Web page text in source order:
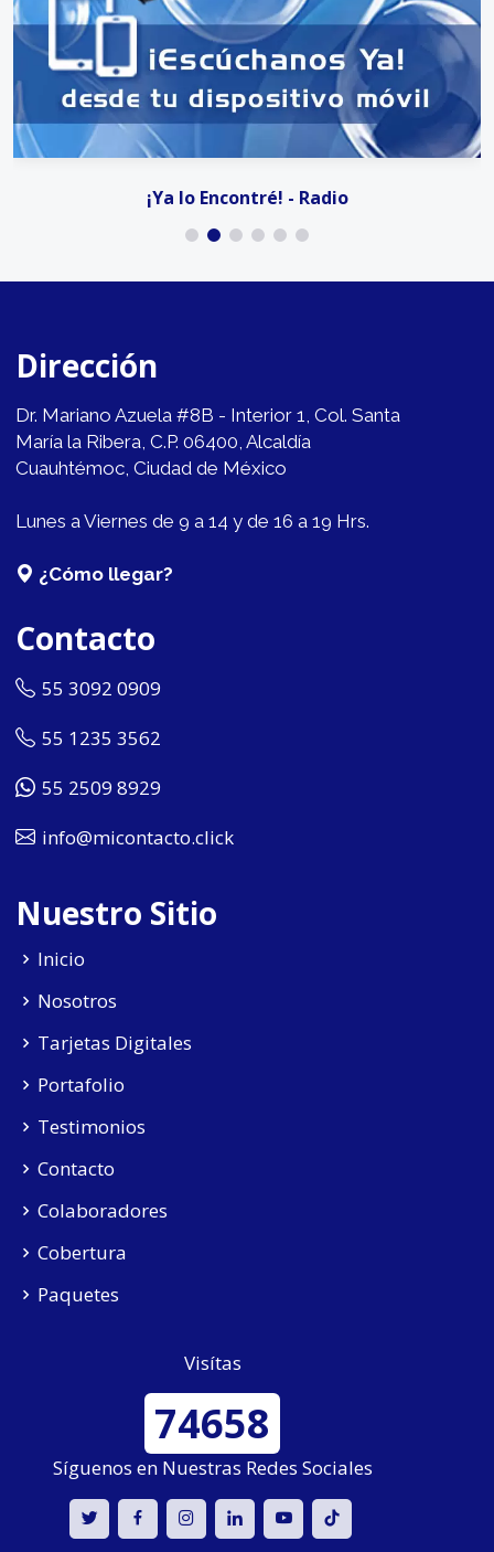
¡Ya lo Encontré! - Radio
Dirección
Dr. Mariano Azuela #8B - Interior 1, Col. Santa
María la Ribera, C.P. 06400, Alcaldía
Cuauhtémoc, Ciudad de México
Lunes a Viernes de 9 a 14 y de 16 a 19 Hrs.
¿Cómo llegar?
Contacto
55 3092 0909
55 1235 3562
55 2509 8929
info@micontacto.click
Nuestro Sitio
Inicio
Nosotros
Tarjetas Digitales
Portafolio
Testimonios
Contacto
Colaboradores
Cobertura
Paquetes
Visítas
74658
Síguenos en Nuestras Redes Sociales